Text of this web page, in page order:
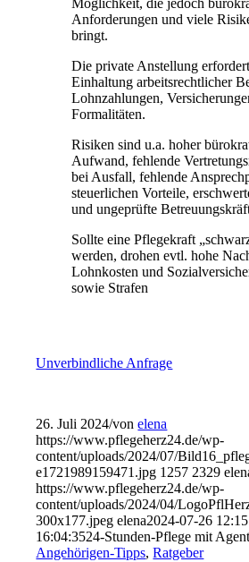
Möglichkeit, die jedoch
Anforderungen und viele
bringt.
Die private Anstellung
Einhaltung arbeitsrechtlicher
Lohnzahlungen,
Formalitäten.
Risiken sind u.a. hoher
Aufwand, fehlende
bei Ausfall, fehlende
steuerlichen Vorteile,
und ungeprüfte
Sollte eine Pflegekraft
werden, drohen evtl. hohe
Lohnkosten und
sowie Strafen
Unverbindliche Anfrage
26. Juli 2024/vonelena
https://www.pflegeherz24.de/wp-
content/uploads/2024/07/
e1721989159471.jpg 1257 2329
https://www.pflegeherz24.de/wp-
content/uploads/2024/04/
300x177.jpeg elena2024-07-26
16:04:3524-Stunden-Pflege mit
Angehörigen-Tipps,Ratgeber